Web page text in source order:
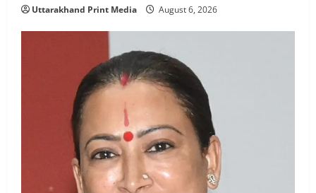
Uttarakhand Print Media August 6, 2026